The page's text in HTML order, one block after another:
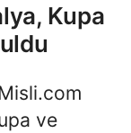
Kupa
ve